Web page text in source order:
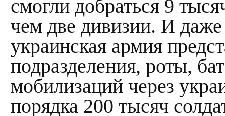
смогли добраться 9
чем две дивизии. И
украинская армия
подразделения, роты,
мобилизаций через
порядка 200 тысяч